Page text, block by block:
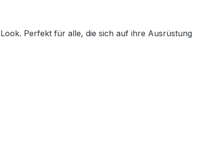
Perfekt für alle, die sich auf ihre Ausrüstung